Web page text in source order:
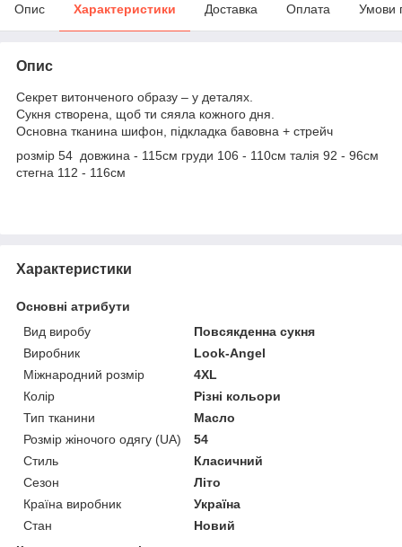
Опис Характеристики Доставка Оплата Умови
Опис
Секрет витонченого образу – у деталях.
Сукня створена, щоб ти сяяла кожного дня.
Основна тканина шифон, підкладка бавовна + стрейч
розмір 54 довжина - 115см груди 106 - 110см талія 92 - 96см
стегна 112 - 116см
Характеристики
Основні атрибути
Вид виробу
Повсякденна сукня
Виробник
Look-Angel
Міжнародний розмір
4XL
Колір
Різні кольори
Тип тканини
Масло
Розмір жіночого одягу (UA)
54
Стиль
Класичний
Сезон
Літо
Країна виробник
Україна
Стан
Новий